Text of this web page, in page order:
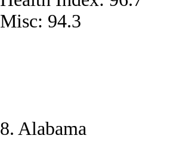
Misc: 94.3
8. Alabama